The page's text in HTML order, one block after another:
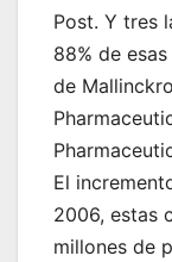
Post. Y tres
88% de
de
El
2006, estas
millones de